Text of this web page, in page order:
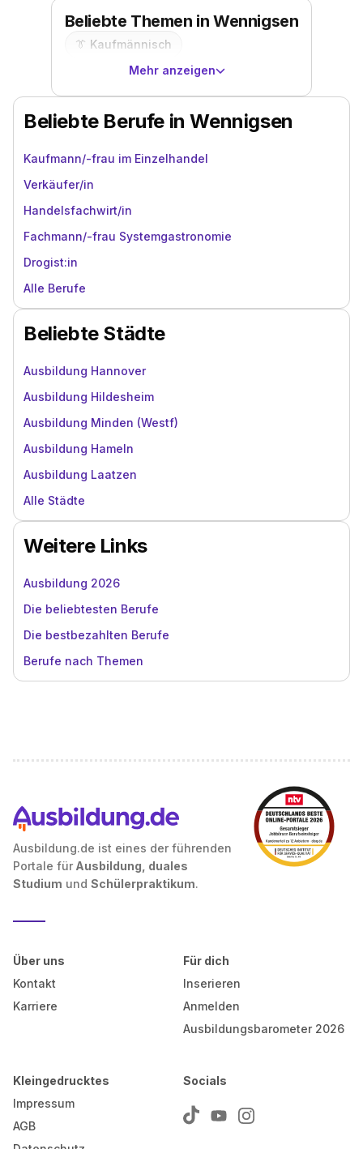
Beliebte Themen in Wennigsen
👔 Kaufmännisch
Mehr anzeigen
Beliebte Berufe in Wennigsen
Kaufmann/-frau im Einzelhandel
Verkäufer/in
Handelsfachwirt/in
Fachmann/-frau Systemgastronomie
Drogist:in
Alle Berufe
Beliebte Städte
Ausbildung Hannover
Ausbildung Hildesheim
Ausbildung Minden (Westf)
Ausbildung Hameln
Ausbildung Laatzen
Alle Städte
Weitere Links
Ausbildung 2026
Die beliebtesten Berufe
Die bestbezahlten Berufe
Berufe nach Themen
Ausbildung.de ist eines der führenden
Portale für Ausbildung, duales
Studium und Schülerpraktikum.
Über uns
Kontakt
Karriere
Für dich
Inserieren
Anmelden
Ausbildungsbarometer 2026
Kleingedrucktes
Impressum
AGB
Socials